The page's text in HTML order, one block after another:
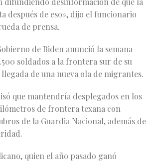
después de eso», dijo el funcionario
de prensa.
de Biden anunció la semana
soldados a la frontera sur de su
de una nueva ola de migrantes.
que mantendría desplegados en los
de frontera texana con
de la Guardia Nacional, además de
quien el año pasado ganó